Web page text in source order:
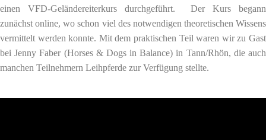
einen VFD-Geländereiterkurs durchgeführt. Der Kurs begann
zunächst online, wo schon viel des notwendigen theoretischen Wissens
vermittelt werden konnte. Mit dem praktischen Teil waren wir zu Gast
bei Jenny Faber (Horses & Dogs in Balance) in Tann/Rhön, die auch
manchen Teilnehmern Leihpferde zur Verfügung stellte.